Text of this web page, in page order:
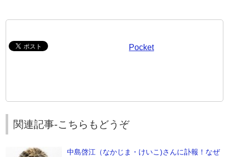
Pocket
関連記事-こちらもどうぞ
中島啓江（なかじま・けいこ)さんに訃報！なぜ